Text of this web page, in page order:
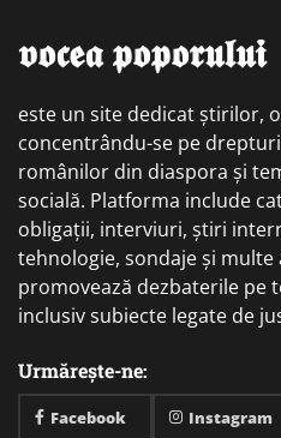
𝖛𝖔𝖈𝖊𝖆 𝖕𝖔𝖕𝖔𝖗𝖚𝖑𝖚𝖎
este un site dedicat știrilor,
concentrându-se pe
românilor din diaspora și
socială. Platforma include
obligații, interviuri, știri
tehnologie, sondaje și multe
promovează dezbaterile pe
inclusiv subiecte legate de
Urmărește-ne:
Facebook Instagram